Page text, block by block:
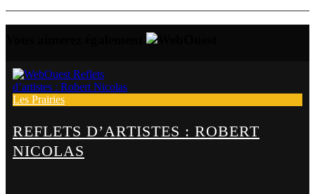
Les Prairies
REFLETS D’ARTISTES : ROBERT
NICOLAS